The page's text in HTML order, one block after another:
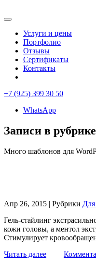
Услуги и цены
Портфолио
Отзывы
Сертификаты
Контакты
+7 (925) 399 30 50
WhatsApp
Записи в
Много шаблонов для
Апр 26, 2015 | Рубрики
Гель-стайлинг
кожи головы, а ментол
Стимулирует
Читать далее